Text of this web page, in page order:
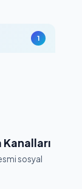
1
sosyal